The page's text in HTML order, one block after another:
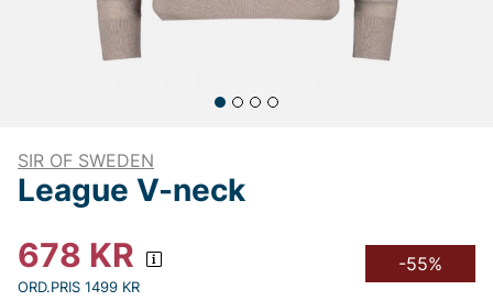
SIR OF SWEDEN
League V-neck
678 KR
ORD.PRIS 1499 KR
-55%